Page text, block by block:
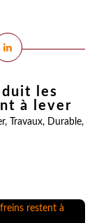
les
à lever
, Travaux, Durable,